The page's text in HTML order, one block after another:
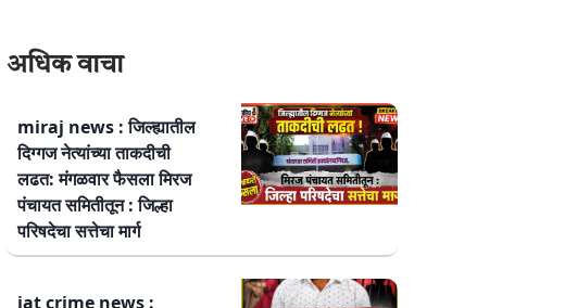
अधिक वाचा
miraj news : जिल्ह्यातील
दिग्गज नेत्यांच्या ताकदीची
लढत: मंगळवार फैसला मिरज
पंचायत समितीतून : जिल्हा
परिषदेचा सत्तेचा मार्ग
jat crime news :